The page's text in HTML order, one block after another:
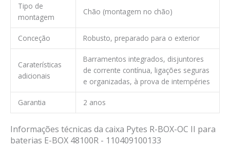
Tipo de
montagem
Chão (montagem no chão)
Conceção Robusto, preparado para o exterior
Caraterísticas
adicionais
Barramentos integrados, disjuntores
de corrente contínua, ligações seguras
e organizadas, à prova de intempéries
Garantia 2 anos
Informações técnicas da caixa Pytes R-BOX-OC II para
baterias E-BOX 48100R - 110409100133